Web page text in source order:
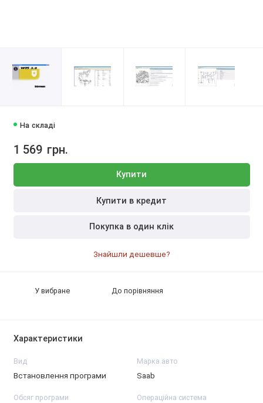
На складі
1 569 грн.
Купити
Купити в кредит
Покупка в один клік
Знайшли дешевше?
У вибране До порівняння
Характеристики
Вид
Встановлення програми
Марка авто
Saab
Обсяг програми Операційна система